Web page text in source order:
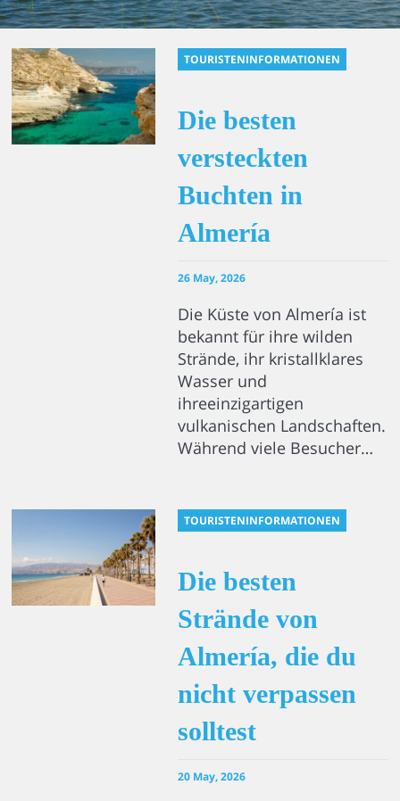
TOURISTENINFORMATIONEN
Die besten
versteckten
Buchten in
Almería
26 May, 2026
Die Küste von Almería ist
bekannt für ihre wilden
Strände, ihr kristallklares
Wasser und
ihreeinzigartigen
vulkanischen Landschaften.
Während viele Besucher…
TOURISTENINFORMATIONEN
Die besten
Strände von
Almería, die du
nicht verpassen
solltest
20 May, 2026